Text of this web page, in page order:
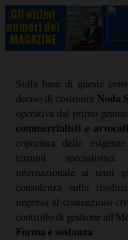
Sulla base di queste
deciso di costituire Noda
operativa dal primo
commercialisti e avvocati
copertura delle
termini
internazionale ai temi
consulenza sulla
impresa al contenzioso
controllo di gestione
Forma e sostanza